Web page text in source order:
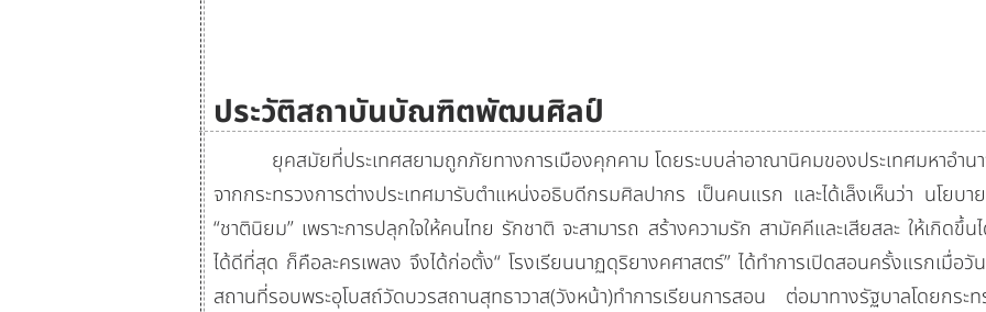
ประวัติสถาบันบัณฑิตพัฒนศิลป์
ยุคสมัยที่ประเทศสยามถูกภัยทางการเมืองคุกคาม โดยระบบล่าอาณานิคมของประเทศมหาอำนา
จากกระทรวงการต่างประเทศมารับตำแหน่งอธิบดีกรมศิลปากร เป็นคนแรก และได้เล็งเห็นว่า นโยบ
“ชาตินิยม” เพราะการปลุกใจให้คนไทย รักชาติ จะสามารถ สร้างความรัก สามัคคีและเสียสละ ให้เกิดขึ้
ได้ดีที่สุด ก็คือละครเพลง จึงได้ก่อตั้ง“ โรงเรียนนาฏดุริยางคศาสตร์” ได้ทำการเปิดสอนครั้งแรกเมื่
สถานที่รอบพระอุโบสถ์วัดบวรสถานสุทธาวาส(วังหน้า)ทำการเรียนการสอน ต่อมาทางรัฐบาลโดยกระ